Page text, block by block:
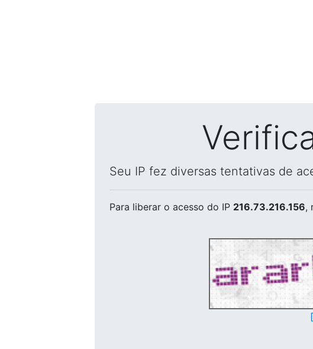
Seu IP fez diversas tentativas de
Para liberar o acesso do IP 216.73.216.156,